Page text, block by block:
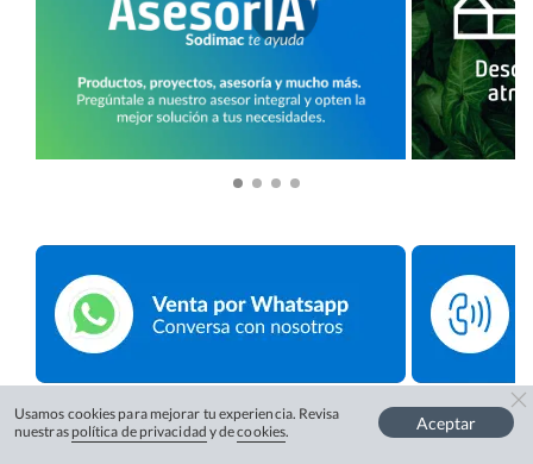
Usamos cookies para mejorar tu experiencia. Revisa
nuestras política de privacidad y decookies. Aceptar